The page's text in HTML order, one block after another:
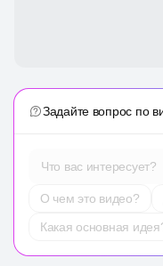
Задайте вопрос по
Что вас интересует?
О чем это видео?
Какая основная